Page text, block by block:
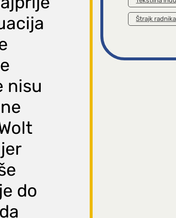
nisu
do
Štrajk radnika